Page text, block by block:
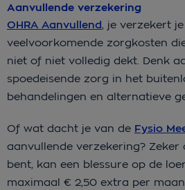
Aanvullende verzekering
OHRA Aanvullend, je verzekert
veelvoorkomende zorgkosten
niet of niet volledig dekt. Denk
spoedeisende zorg in het
behandelingen en alternatieve
Of wat dacht je van de Fysio
aanvullende verzekering?
bent, kan een blessure op de
maximaal € 2,50 extra per